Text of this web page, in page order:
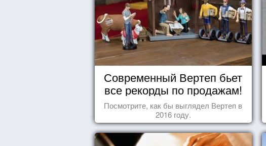
Современный Вертеп бьет
все рекорды по продажам!
Посмотрите, как бы выглядел Вертеп в
2016 году.